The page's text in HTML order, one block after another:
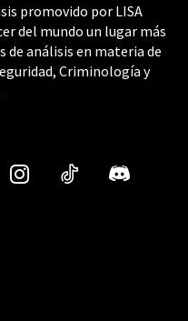
promovido por LISA
del mundo un lugar más
de análisis en materia de
Criminología y